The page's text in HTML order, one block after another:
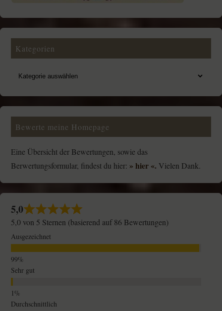
Kategorien
Bewerte meine Homepage
Eine Übersicht der Bewertungen, sowie das
Berwertungsformular, findest du hier: » hier «. Vielen Dank.
5,0
5,0 von 5 Sternen (basierend auf 86 Bewertungen)
Ausgezeichnet
Sehr gut
Durchschnittlich